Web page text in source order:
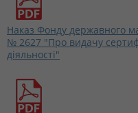
Наказ Фонду державного
№ 2627 "Про видачу
діяльності"